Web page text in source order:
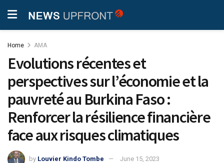
Home AMA
Evolutions récentes et
perspectives sur l’économie et la
pauvreté au Burkina Faso :
Renforcer la résilience financière
face aux risques climatiques
by Louvier Kindo Tombe June 15, 2023